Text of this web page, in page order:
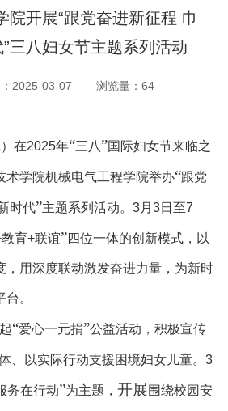
院开展“跟党奋进新征程 巾
三八妇女节主题系列活动
2025-03-07 浏览量： 64
在2025年“三八”国际妇女节来临之
术学院机械电气工程学院举办“跟党
时代”主题系列活动。3月3日至7
教育+联谊”四位一体的创新模式，以
，用深度联动激发奋进力量，为新时
。
“爱心一元捐”公益活动，积极宣传
、以实际行动支援困境妇女儿童。3
务在行动”为主题，开展围绕校园安